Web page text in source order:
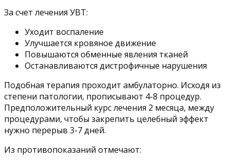
За счет лечения УВТ:
Уходит воспаление
Улучшается кровяное движение
Повышаются обменные явления тканей
Останавливаются дистрофичные нарушения
Подобная терапия проходит амбулаторно. Исходя из
степени патологии, прописывают 4-8 процедур.
Предположительный курс лечения 2 месяца, между
процедурами, чтобы закрепить целебный эффект
нужно перерыв 3-7 дней.
Из противопоказаний отмечают: